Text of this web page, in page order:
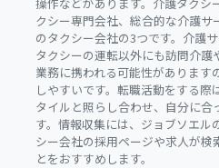
クシー専門会社、総合的な介護サ
のタクシー会社の3つです。介護
タクシーの運転以外にも訪問介護
業務に携われる可能性があります
しやすいです。転職活動をする際
タイルと照らし合わせ、自分に合
す。情報収集には、ジョブソエル
シー会社の採用ページや求人が検
とをおすすめします。